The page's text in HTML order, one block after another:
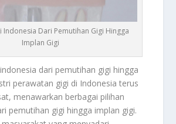
Indonesia Dari Pemutihan Gigi Hingga
Implan Gigi
indonesia dari pemutihan gigi hingga
perawatan gigi di Indonesia terus
menawarkan berbagai pilihan
pemutihan gigi hingga implan gigi.